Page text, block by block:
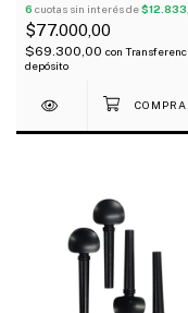
6 cuotas sin interés de
$77.000,00
$69.300,00 con
depósito